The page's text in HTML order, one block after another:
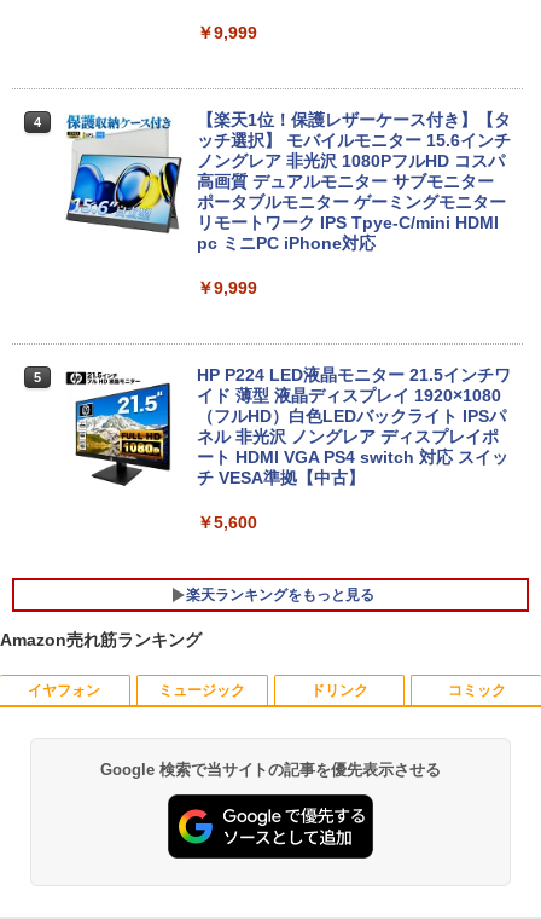
￥9,980
4
中古ノートパソコン Core i3/i5選択可 Wi
ndows11 Pro WPS Office 2024付き メ
モリ8GB SSD1TB 15.6型 テンキー ビジ
ネス 在宅勤務 学生向け 福袋2026
￥11,900
i5/メモリ:8GB/SSD:128GB/12型液晶/Wi
fi/Bluetooth/Office/USB-C/HDMI/中古パ
ソコン ノートパソコン モバイルパソコン
Windows11 Windows10
￥11,999
ore i5 Windows 11 Pro 中古 アウトレッ
ト 返品 送料無料 中古デスクトップパソ
コン 中古パソコン デスクトップパソコン
デスクトップ PC ミニPC OFFICE付き
￥37,400
12GB USB3.0 初期設定済み キーボー
ド・マウス付属
￥59,800
￥9,999
4
【楽天1位！保護レザーケース付き】【タ
ッチ選択】 モバイルモニター 15.6インチ
ノングレア 非光沢 1080PフルHD コスパ
高画質 デュアルモニター サブモニター
ポータブルモニター ゲーミングモニター
リモートワーク IPS Tpye-C/mini HDMI
pc ミニPC iPhone対応
￥9,999
5
HP P224 LED液晶モニター 21.5インチワ
イド 薄型 液晶ディスプレイ 1920×1080
（フルHD）白色LEDバックライト IPSパ
ネル 非光沢 ノングレア ディスプレイポ
ート HDMI VGA PS4 switch 対応 スイッ
チ VESA準拠【中古】
￥5,600
楽天ランキングをもっと見る
1
はだしのゲン（全7巻セット） （中公文
￥5,852
Amazon売れ筋ランキング
イヤフォン
Anker Soundcore P40i オフホワイト
￥7,990
ミュージック
BRUCE WAYNE feat. Flo Milli, ATL Jacob
[Explicit]
￥250
ドリンク
by Amazon 天然水 ラベルレス 500ml ×24本
富士山の天然水 バナジウム含有 水 ミネラル
ウォーター ペットボトル 静岡県産 500ミリリ
ットル (Smart Basic)
￥1,380
コミック
薬屋のひとりごと 17巻 (デジタル版ビッグガ
ンガンコミックス)
￥770
Google 検索で当サイトの記事を優先表示させる